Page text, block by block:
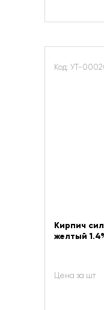
Код: УТ-
Кирпич
желтый
Цена за шт